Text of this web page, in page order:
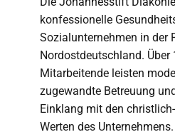
konfessionelle
Sozialunternehmen in der
Nordostdeutschland. Über
Mitarbeitende leisten
zugewandte Betreuung
Einklang mit den
Werten des